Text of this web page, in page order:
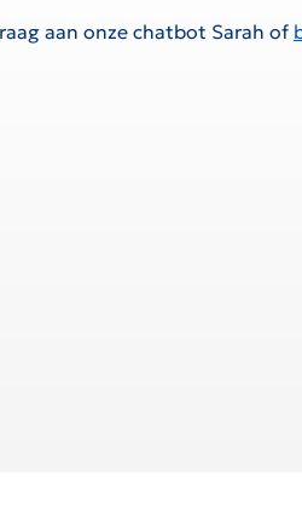
aan onze chatbot Sarah of